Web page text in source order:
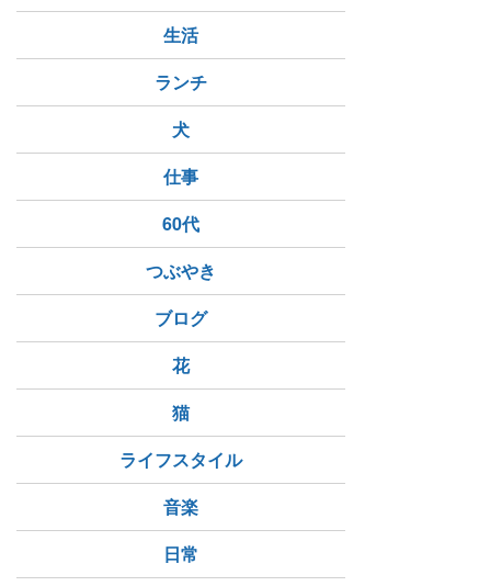
バーツ高
生活
ランチ
犬
仕事
60代
つぶやき
ブログ
花
猫
ライフスタイル
音楽
日常